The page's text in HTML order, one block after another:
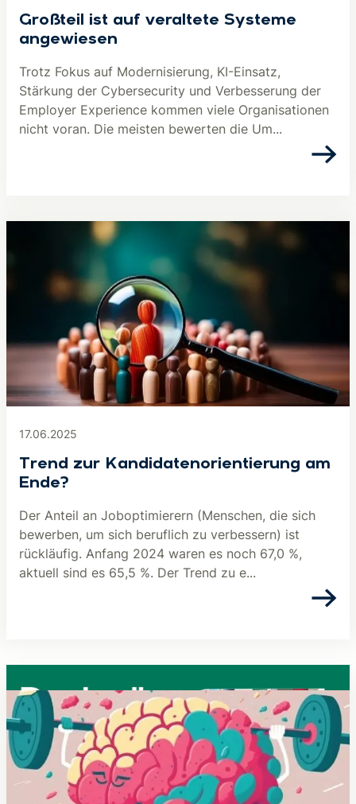
Großteil ist auf veraltete Systeme
angewiesen
Trotz Fokus auf Modernisierung, KI-Einsatz,
Stärkung der Cybersecurity und Verbesserung der
Employer Experience kommen viele Organisationen
nicht voran. Die meisten bewerten die Um...
17.06.2025
Trend zur Kandidatenorientierung am
Ende?
Der Anteil an Joboptimierern (Menschen, die sich
bewerben, um sich beruflich zu verbessern) ist
rückläufig. Anfang 2024 waren es noch 67,0 %,
aktuell sind es 65,5 %. Der Trend zu e...